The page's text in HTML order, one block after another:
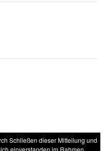
Schließen dieser Mitteilung und
einverstanden im Rahmen